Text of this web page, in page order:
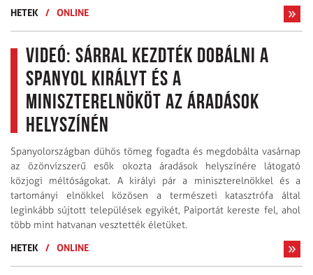
HETEK
/ ONLINE
Videó: Sárral kezdték dobálni a
spanyol királyt és a
miniszterelnököt az áradások
helyszínén
Spanyolországban dühös tömeg fogadta és megdobálta vasárnap
az özönvízszerű esők okozta áradások helyszínére látogató
közjogi méltóságokat. A királyi pár a miniszterelnökkel és a
tartományi elnökkel közösen a természeti katasztrófa által
leginkább sújtott települések egyikét, Paiportát kereste fel, ahol
több mint hatvanan vesztették életüket.
HETEK
/ ONLINE